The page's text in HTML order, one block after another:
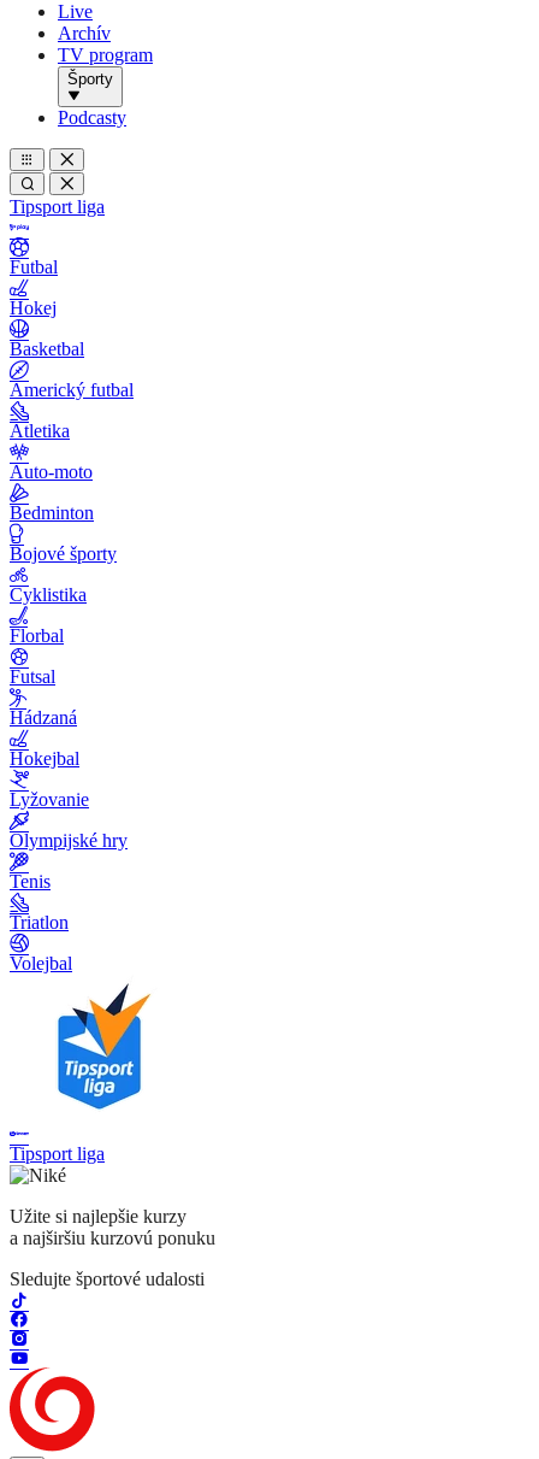
Live
Archív
TV program
Športy
Podcasty
Tipsport liga
Futbal
Hokej
Basketbal
Americký futbal
Atletika
Auto-moto
Bedminton
Bojové športy
Cyklistika
Florbal
Futsal
Hádzaná
Hokejbal
Lyžovanie
Olympijské hry
Tenis
Triatlon
Volejbal
Tipsport liga
Užite si najlepšie kurzy
a najširšiu kurzovú ponuku
Sledujte športové udalosti